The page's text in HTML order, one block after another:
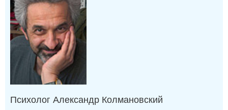
Психолог Александр Колмановский